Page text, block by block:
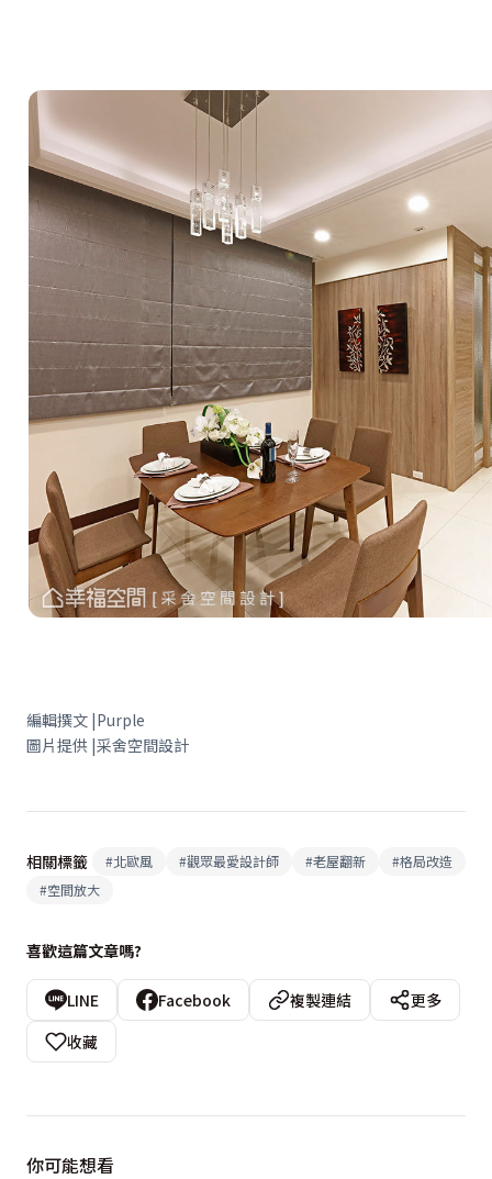
編輯撰文 |Purple
圖片提供 |采舍空間設計
相關標籤 #北歐風 #觀眾最愛設計師 #老屋翻新 #格局改造
#空間放大
喜歡這篇文章嗎?
LINE Facebook 複製連結
更多
收藏
你可能想看